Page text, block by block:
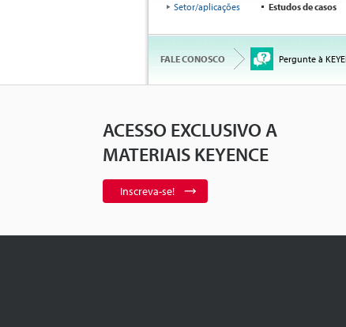
Setor/aplicações Estudos de casos
FALE CONOSCO Pergunte à
ACESSO EXCLUSIVO A
MATERIAIS KEYENCE
Inscreva-se!